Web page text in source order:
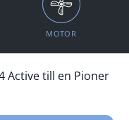
MOTOR
Active till en Pioner